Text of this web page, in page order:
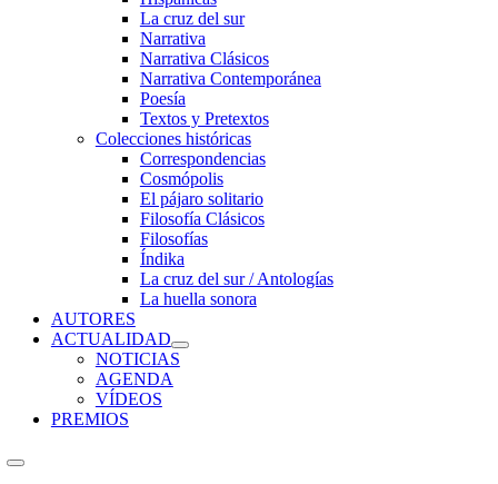
La cruz del sur
Narrativa
Narrativa Clásicos
Narrativa Contemporánea
Poesía
Textos y Pretextos
Colecciones históricas
Correspondencias
Cosmópolis
El pájaro solitario
Filosofía Clásicos
Filosofías
Índika
La cruz del sur / Antologías
La huella sonora
AUTORES
ACTUALIDAD
NOTICIAS
AGENDA
VÍDEOS
PREMIOS